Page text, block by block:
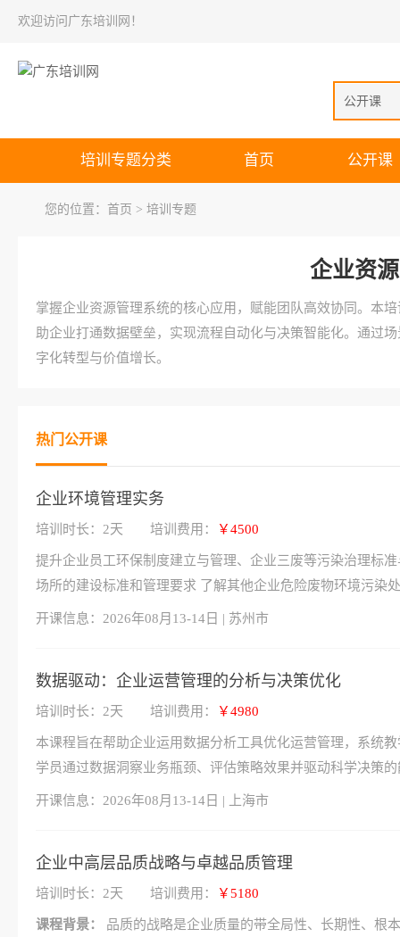
欢迎访问广东培训网！
公开课
培训专题分类 首页 公开课
您的位置： 首页 > 培训专题
企业资
掌握企业资源管理系统的核心应用，赋能团队高效协同。本
助企业打通数据壁垒，实现流程自动化与决策智能化。通过
字化转型与价值增长。
热门公开课
企业环境管理实务
培训时长：2天 培训费用： ￥4500
提升企业员工环保制度建立与管理、企业三废等污染治理标
场所的建设标准和管理要求 了解其他企业危险废物环境污染
开课信息： 2026年08月13-14日 | 苏州市
数据驱动：企业运营管理的分析与决策优化
培训时长：2天 培训费用： ￥4980
本课程旨在帮助企业运用数据分析工具优化运营管理，系统
学员通过数据洞察业务瓶颈、评估策略效果并驱动科学决策
开课信息： 2026年08月13-14日 | 上海市
企业中高层品质战略与卓越品质管理
培训时长：2天 培训费用： ￥5180
课程背景：
品质的战略是企业质量的带全局性、长期性、根